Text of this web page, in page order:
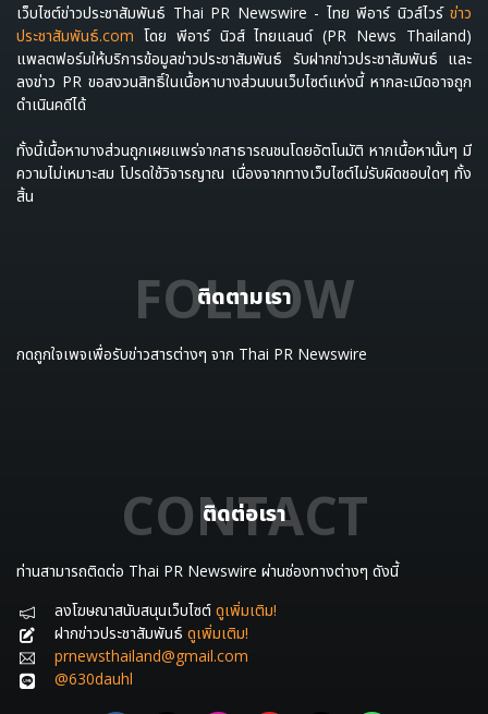
เว็บไซต์ข่าวประชาสัมพันธ์ Thai PR Newswire - ไทย พีอาร์ นิวส์ไวร์ ข่าว
ประชาสัมพันธ์.com โดย พีอาร์ นิวส์ ไทยแลนด์ (PR News Thailand)
แพลตฟอร์มให้บริการข้อมูลข่าวประชาสัมพันธ์ รับฝากข่าวประชาสัมพันธ์ และ
ลงข่าว PR ขอสงวนสิทธิ์ในเนื้อหาบางส่วนบนเว็บไซต์แห่งนี้ หากละเมิดอาจถูก
ดำเนินคดีได้
ทั้งนี้เนื้อหาบางส่วนถูกเผยแพร่จากสาธารณชนโดยอัตโนมัติ หากเนื้อหานั้นๆ มี
ความไม่เหมาะสม โปรดใช้วิจารญาณ เนื่องจากทางเว็บไซต์ไม่รับผิดชอบใดๆ ทั้ง
สิ้น
ติดตามเรา
FOLLOW
กดถูกใจเพจเพื่อรับข่าวสารต่างๆ จาก Thai PR Newswire
ติดต่อเรา
CONTACT
ท่านสามารถติดต่อ Thai PR Newswire ผ่านช่องทางต่างๆ ดังนี้
ลงโฆษณาสนับสนุนเว็บไซต์ ดูเพิ่มเติม!
ฝากข่าวประชาสัมพันธ์ ดูเพิ่มเติม!
prnewsthailand@gmail.com
@630dauhl